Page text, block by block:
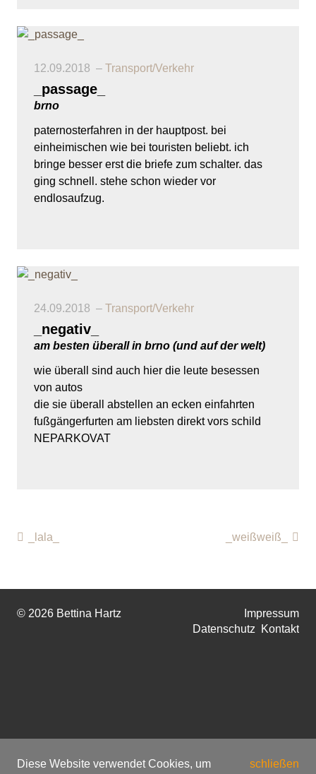
12.09.2018 Transport/Verkehr
_passage_
brno
paternosterfahren in der hauptpost. bei
einheimischen wie bei touristen beliebt. ich
bringe besser erst die briefe zum schalter. das
ging schnell. stehe schon wieder vor
endlosaufzug.
24.09.2018 Transport/Verkehr
_negativ_
am besten überall in brno (und auf der welt)
wie überall sind auch hier die leute besessen
von autos
die sie überall abstellen an ecken einfahrten
fußgängerfurten am liebsten direkt vors schild
NEPARKOVAT
_weißweiß_
_lala_
© 2026 Bettina Hartz
Impressum
Datenschutz
Kontakt
schließen
Diese Website verwendet Cookies, um